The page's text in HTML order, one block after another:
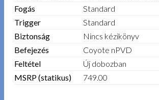
Fogás
Standard
Trigger
Standard
Biztonság
Nincs kézikönyv
Befejezés
Coyote nPVD
Feltétel
Új dobozban
MSRP (statikus)
749.00